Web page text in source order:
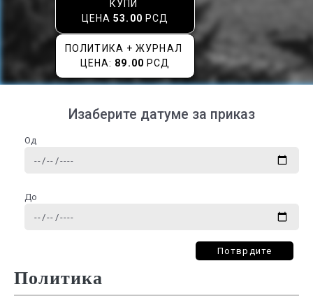
КУПИ
ЦЕНА53.00 РСД
ПОЛИТИКА + ЖУРНАЛ
ЦЕНА: 89.00 РСД
Изаберите датуме за приказ
Од
До
Потврдите
Политика